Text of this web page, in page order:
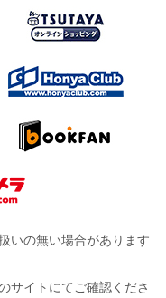
いの無い場合があります
サイトにてご確認くださ